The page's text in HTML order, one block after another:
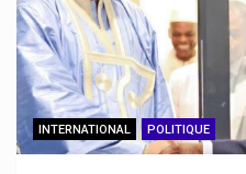
INTERNATIONAL POLITIQUE